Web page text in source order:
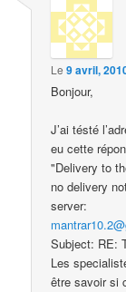
Le9 avril,
Bonjour,
J’ai tésté
eu cette
"Delivery to
no delivery
server:
Subject: RE:
Les
être savoir si